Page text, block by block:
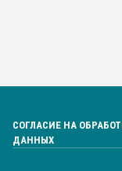
СОГЛАСИЕ НА
ДАННЫХ